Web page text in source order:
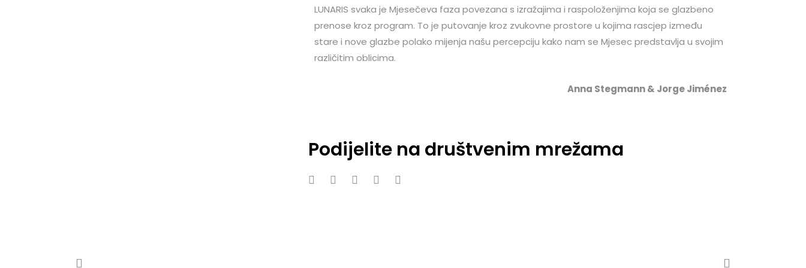
LUNARIS svaka je Mjesečeva faza povezana s izražajima i raspoloženjima koja se glazbeno
prenose kroz program. To je putovanje kroz zvukovne prostore u kojima rascjep između
stare i nove glazbe polako mijenja našu percepciju kako nam se Mjesec predstavlja u svojim
različitim oblicima.
Anna Stegmann & Jorge Jiménez
Podijelite na društvenim mrežama